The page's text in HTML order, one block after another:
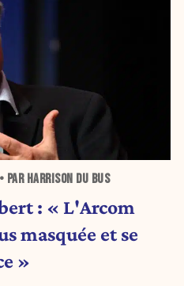
PAR HARRISON DU BUS
: « L'Arcom
masquée et se
»